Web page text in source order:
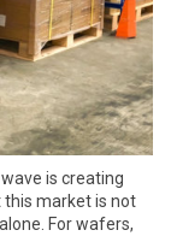
is creating
market is not
For wafers,